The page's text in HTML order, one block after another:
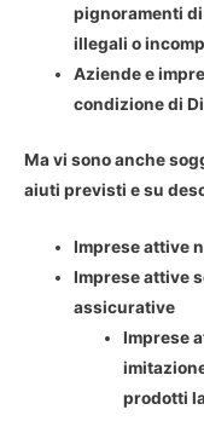
pignoramenti
illegali o
Aziende e
condizione di
Ma vi sono anche
aiuti previsti e su
Imprese attive
Imprese attive
assicurative
Imprese
prodotti